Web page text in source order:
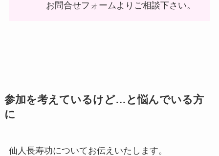
お問合せフォームよりご相談下さい。
参加を考えているけど…と悩んでいる方
に
仙人長寿功についてお伝えいたします。